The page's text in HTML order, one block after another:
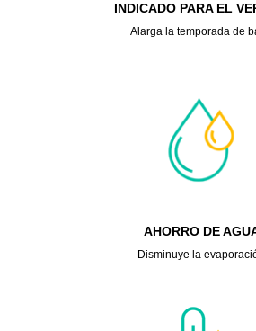
INDICADO PARA EL
Alarga la temporada de
AHORRO DE
Disminuye la